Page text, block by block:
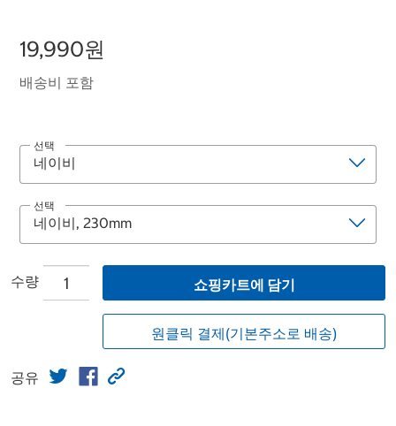
19,990원
배송비 포함
선택
선택
수량 쇼핑카트에 담기
원클릭 결제(기본주소로 배송)
공유